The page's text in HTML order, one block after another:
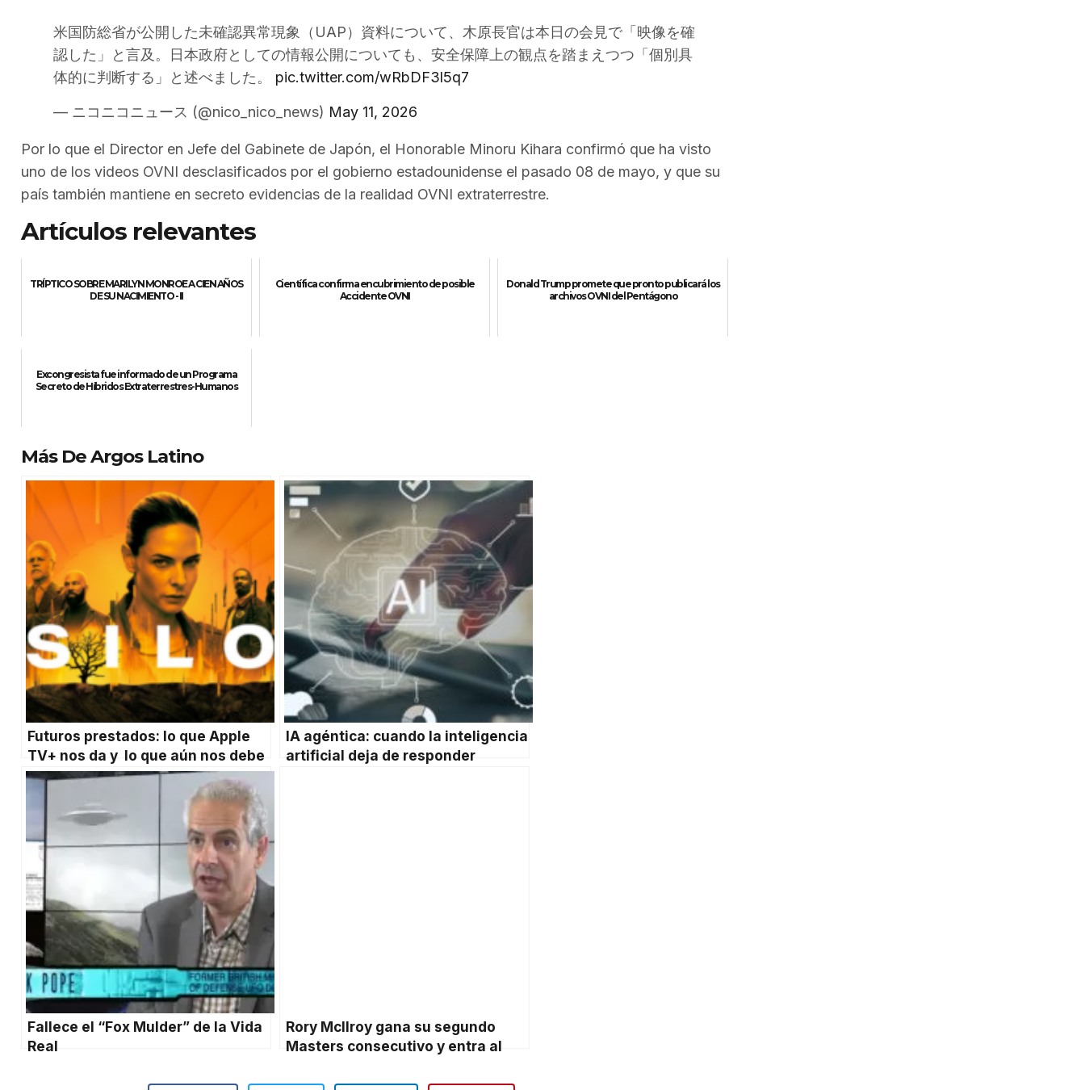
米国防総省が公開した未確認異常現象（UAP）資料について、木原長官は本日の会見で「映像を確
認した」と言及。日本政府としての情報公開についても、安全保障上の観点を踏まえつつ「個別具
体的に判断する」と述べました。 pic.twitter.com/wRbDF3l5q7
— ニコニコニュース (@nico_nico_news) May 11, 2026
Por lo que el Director en Jefe del Gabinete de Japón, el Honorable Minoru Kihara confirmó que ha visto
uno de los videos OVNI desclasificados por el gobierno estadounidense el pasado 08 de mayo, y que su
país también mantiene en secreto evidencias de la realidad OVNI extraterrestre.
Artículos relevantes
TRÍPTICO SOBRE MARILYN MONROE A CIEN AÑOS
DE SU NACIMIENTO - II
Científica confirma encubrimiento de posible
Accidente OVNI
Donald Trump promete que pronto publicará los
archivos OVNI del Pentágono
Excongresista fue informado de un Programa
Secreto de Híbridos Extraterrestres-Humanos
Más De Argos Latino
Futuros prestados: lo que Apple
TV+ nos da y lo que aún nos debe
IA agéntica: cuando la inteligencia
artificial deja de responder
Fallece el “Fox Mulder” de la Vida
Real
Rory McIlroy gana su segundo
Masters consecutivo y entra al